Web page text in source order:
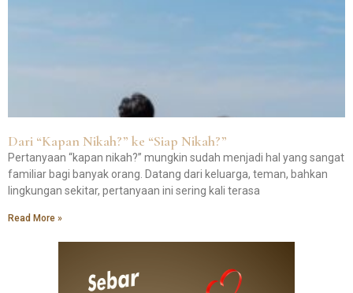
Dari “Kapan Nikah?” ke “Siap Nikah?”
Pertanyaan “kapan nikah?” mungkin sudah menjadi hal yang sangat
familiar bagi banyak orang. Datang dari keluarga, teman, bahkan
lingkungan sekitar, pertanyaan ini sering kali terasa
Read More »